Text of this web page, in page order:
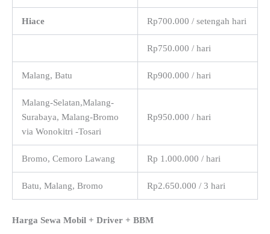
Hiace Rp700.000 / setengah hari
Rp750.000 / hari
Malang, Batu Rp900.000 / hari
Malang-Selatan,Malang-
Surabaya, Malang-Bromo
via Wonokitri -Tosari
Rp950.000 / hari
Bromo, Cemoro Lawang Rp 1.000.000 / hari
Batu, Malang, Bromo Rp2.650.000 / 3 hari
Harga Sewa Mobil + Driver + BBM